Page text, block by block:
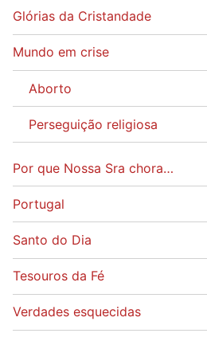
Glórias da Cristandade
Mundo em crise
Aborto
Perseguição religiosa
Por que Nossa Sra chora…
Portugal
Santo do Dia
Tesouros da Fé
Verdades esquecidas